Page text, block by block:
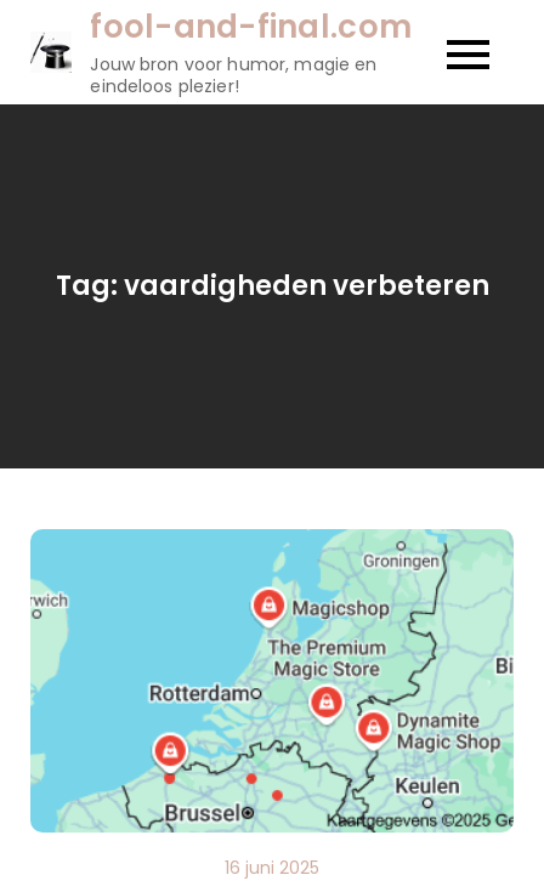
fool-and-final.com
Jouw bron voor humor, magie en
eindeloos plezier!
Tag:vaardigheden verbeteren
16 juni 2025